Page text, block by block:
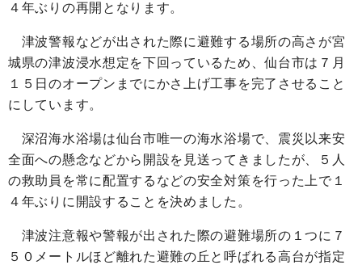
４年ぶりの再開となります。
津波警報などが出された際に避難する場所の高さが宮
城県の津波浸水想定を下回っているため、仙台市は７月
１５日のオープンまでにかさ上げ工事を完了させること
にしています。
深沼海水浴場は仙台市唯一の海水浴場で、震災以来安
全面への懸念などから開設を見送ってきましたが、５人
の救助員を常に配置するなどの安全対策を行った上で１
４年ぶりに開設することを決めました。
津波注意報や警報が出された際の避難場所の１つに７
５０メートルほど離れた避難の丘と呼ばれる高台が指定